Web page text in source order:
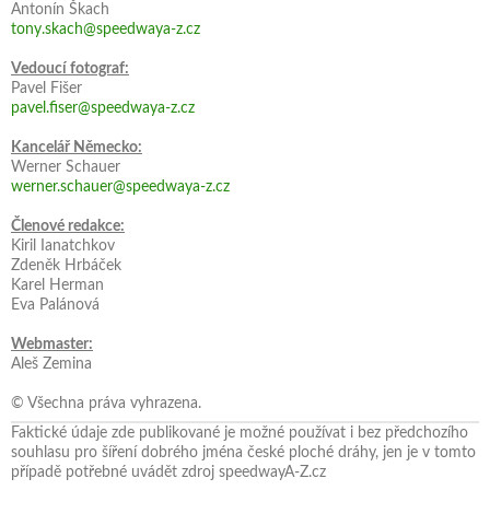
Antonín Škach
tony.skach@speedwaya-z.cz
Vedoucí fotograf:
Pavel Fišer
pavel.fiser@speedwaya-z.cz
Kancelář Německo:
Werner Schauer
werner.schauer@speedwaya-z.cz
Členové redakce:
Kiril Ianatchkov
Zdeněk Hrbáček
Karel Herman
Eva Palánová
Webmaster:
Aleš Zemina
© Všechna práva vyhrazena.
Faktické údaje zde publikované je možné používat i bez předchozího
souhlasu pro šíření dobrého jména české ploché dráhy, jen je v tomto
případě potřebné uvádět zdroj speedwayA-Z.cz